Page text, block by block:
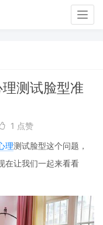
测试脸型准
1 点赞
理测试脸型这个问题，
在让我们一起来看看